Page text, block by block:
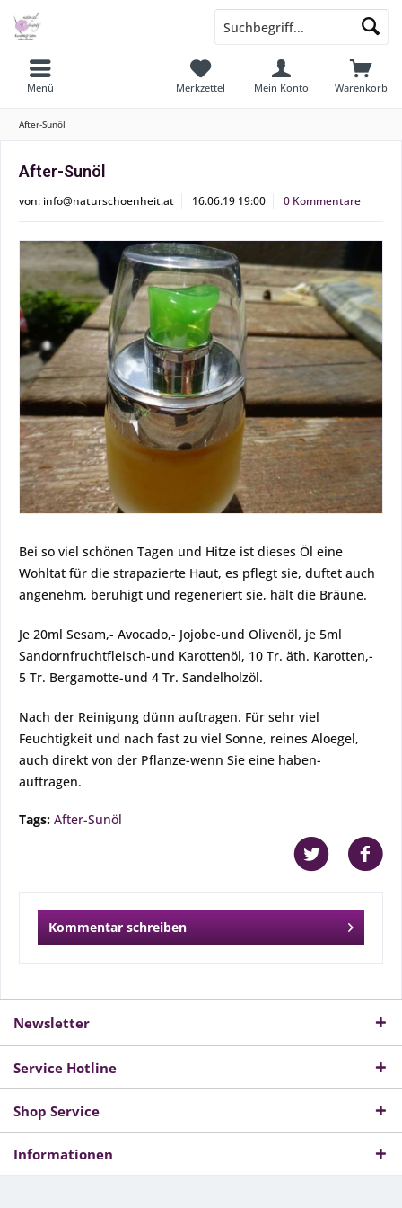
Menü Warenkorb
Merkzettel Mein Konto
After-Sunöl
After-Sunöl
von: info@naturschoenheit.at 16.06.19 19:00 0 Kommentare
Bei so viel schönen Tagen und Hitze ist dieses Öl eine
Wohltat für die strapazierte Haut, es pflegt sie, duftet auch
angenehm, beruhigt und regeneriert sie, hält die Bräune.
Je 20ml Sesam,- Avocado,- Jojobe-und Olivenöl, je 5ml
Sandornfruchtfleisch-und Karottenöl, 10 Tr. äth. Karotten,-
5 Tr. Bergamotte-und 4 Tr. Sandelholzöl.
Nach der Reinigung dünn auftragen. Für sehr viel
Feuchtigkeit und nach fast zu viel Sonne, reines Aloegel,
auch direkt von der Pflanze-wenn Sie eine haben-
auftragen.
Tags: After-Sunöl
Kommentar schreiben
Newsletter
Service Hotline
Shop Service
Informationen